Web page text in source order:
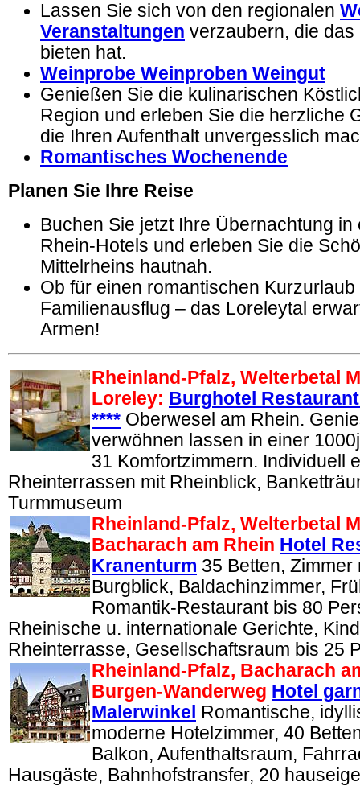
Lassen Sie sich von den regionalen
Veranstaltungen verzaubern, die das
bieten hat.
Weinprobe Weinproben Weingut
Genießen Sie die kulinarischen
Region und erleben Sie die herzliche
die Ihren Aufenthalt unvergesslich
Romantisches Wochenende
Planen Sie Ihre Reise
Buchen Sie jetzt Ihre Übernachtung
Rhein-Hotels und erleben Sie die
Mittelrheins hautnah.
Ob für einen romantischen
Familienausflug – das Loreleytal
Armen!
Rheinland-Pfalz, Welterbetal
Loreley: Burghotel
**** Oberwesel am Rhein.
verwöhnen lassen in einer
31 Komfortzimmern. Individuell
Rheinterrassen mit Rheinblick,
Turmmuseum
Rheinland-Pfalz, Welterbetal
Bacharach am Rhein Hotel
Kranenturm 35 Betten,
Burgblick, Baldachinzimmer,
Romantik-Restaurant bis 80
Rheinische u. internationale Gerichte,
Rheinterrasse, Gesellschaftsraum bis 25
Rheinland-Pfalz, Bacharach
Burgen-Wanderweg Hotel
Malerwinkel Romantische,
moderne Hotelzimmer, 40
Balkon, Aufenthaltsraum,
Hausgäste, Bahnhofstransfer, 20